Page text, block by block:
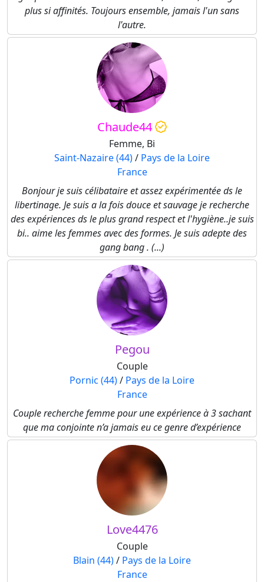
plus si affinités. Toujours ensemble, jamais l'un sans
l'autre.
Chaude44
Femme, Bi
Saint-Nazaire (44)/ Pays de la Loire
France
Bonjour je suis célibataire et assez expérimentée ds le
libertinage. Je suis a la fois douce et sauvage je recherche
des expériences ds le plus grand respect et l'hygiène..je suis
bi.. aime les femmes avec des formes. Je suis adepte des
gang bang . (...)
Pegou
Couple
Pornic (44)/ Pays de la Loire
France
Couple recherche femme pour une expérience à 3 sachant
que ma conjointe n’a jamais eu ce genre d’expérience
Love4476
Couple
Blain (44)/ Pays de la Loire
France